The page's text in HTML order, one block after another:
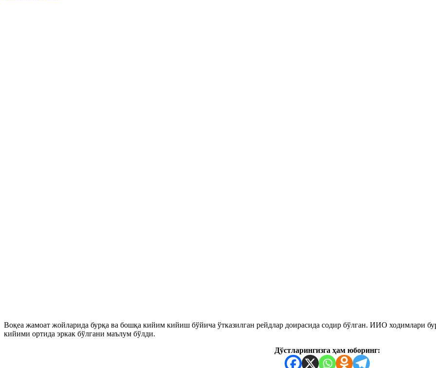
Воқеа жамоат жойларида бурқа ва бошқа кийим кийиш бўйича ўтказилган рейдлар доирасида содир бўлган. ИИО ходимлари
кийими ортида эркак бўлгани маълум бўлди.
Дўстларингизга ҳам юборинг: